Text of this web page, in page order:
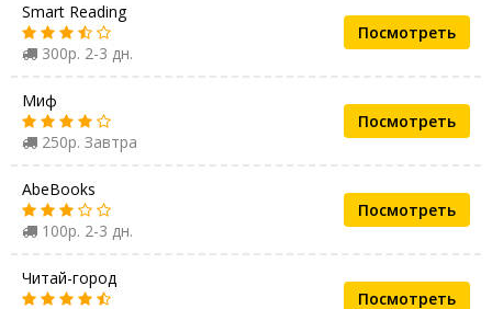
Smart Reading
300р. 2-3 дн.
Посмотреть
Миф
250р. Завтра
Посмотреть
AbeBooks
100р. 2-3 дн.
Посмотреть
Читай-город
Посмотреть